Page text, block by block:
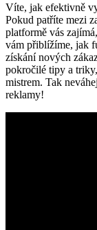
Víte, jak efektivně
Pokud patříte mezi
platformě vás
vám přiblížíme, jak
získání nových
pokročilé tipy a
mistrem. Tak
reklamy!